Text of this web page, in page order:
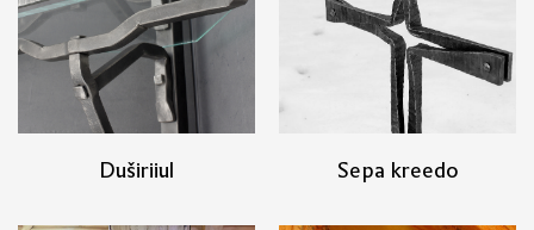
Duširiiul Sepa kreedo